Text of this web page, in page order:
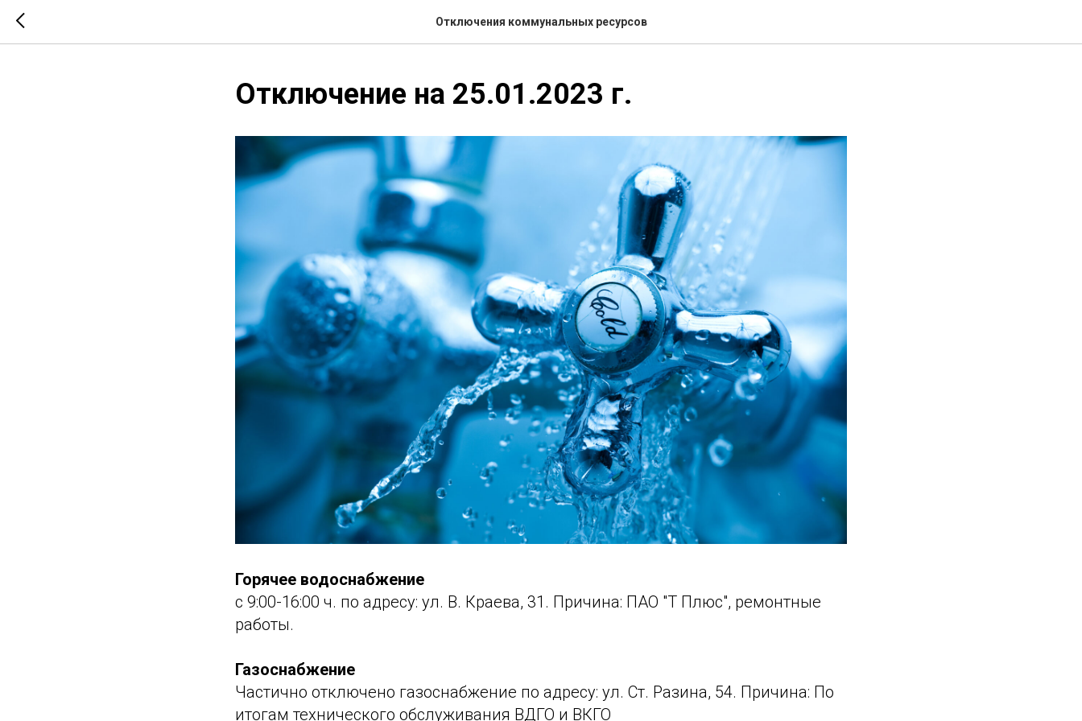
Отключения коммунальных ресурсов
Отключение на 25.01.2023 г.
Горячее водоснабжение
с 9:00-16:00 ч. по адресу: ул. В. Краева, 31. Причина: ПАО "Т Плюс", ремонтные
работы.
Газоснабжение
Частично отключено газоснабжение по адресу: ул. Ст. Разина, 54. Причина: По
итогам технического обслуживания ВДГО и ВКГО